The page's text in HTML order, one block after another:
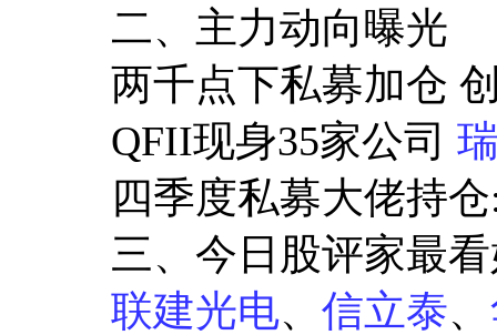
二、主力动向曝光
两千点下私募加仓 创
QFII现身35家公司
四季度私募大佬持仓:
三、今日股评家最看
联建光电、 信立泰、